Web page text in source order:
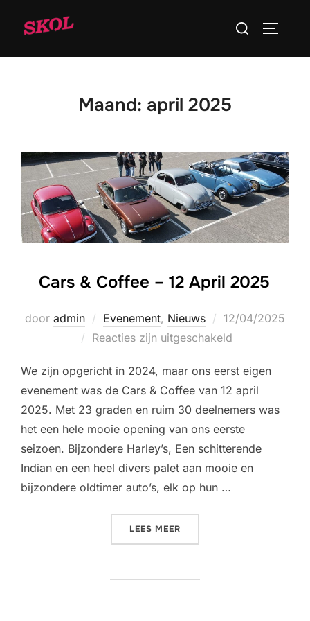
Zoek
Maand: april 2025
Cars & Coffee – 12 April 2025
door admin Evenement, Nieuws
Geplaatst
op
12/04/2025
Reacties zijn uitgeschakeld
We zijn opgericht in 2024, maar ons eerst eigen
evenement was de Cars & Coffee van 12 april
2025. Met 23 graden en ruim 30 deelnemers was
het een hele mooie opening van ons eerste
seizoen. Bijzondere Harley’s, Een schitterende
Indian en een heel divers palet aan mooie en
bijzondere oldtimer auto’s, elk op hun …
LEES MEER